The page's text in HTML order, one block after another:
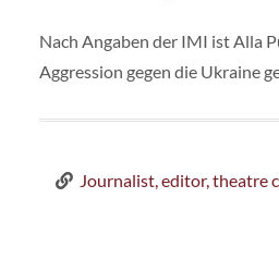
Nach Angaben der IMI ist Alla
Aggression gegen die Ukraine
Journalist, editor, theatre